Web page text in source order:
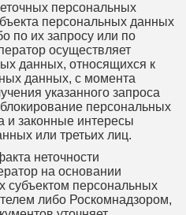
персональных
персональных данных
по их запросу или по
осуществляет
данных, относящихся к
данных, с момента
указанного запроса
персональных
и законные интересы
или третьих лиц.
неточности
на основании
субъектом персональных
либо Роскомнадзором,